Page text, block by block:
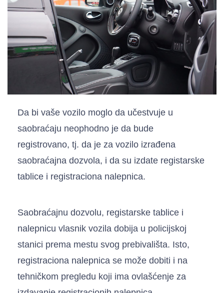
Da bi vaše vozilo moglo da učestvuje u
saobraćaju neophodno je da bude
registrovano, tj. da je za vozilo izrađena
saobraćajna dozvola, i da su izdate registarske
tablice i registraciona nalepnica.
Saobraćajnu dozvolu, registarske tablice i
nalepnicu vlasnik vozila dobija u policijskoj
stanici prema mestu svog prebivališta. Isto,
registraciona nalepnica se može dobiti i na
tehničkom pregledu koji ima ovlašćenje za